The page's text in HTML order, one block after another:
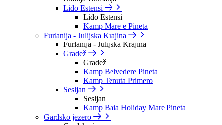
Lido Estensi
Lido Estensi
Kamp Mare e Pineta
Furlanija - Julijska Krajina
Furlanija - Julijska Krajina
Gradež
Gradež
Kamp Belvedere Pineta
Kamp Tenuta Primero
Sesljan
Sesljan
Kamp Baia Holiday Mare Pineta
Gardsko jezero